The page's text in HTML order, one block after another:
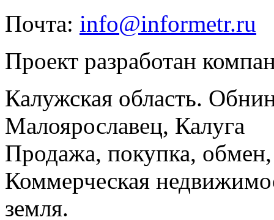
Почта: info@informetr.ru
Проект разработан
Калужская область.
Малоярославец, Калуга
Продажа, покупка, обмен,
Коммерческая
земля.